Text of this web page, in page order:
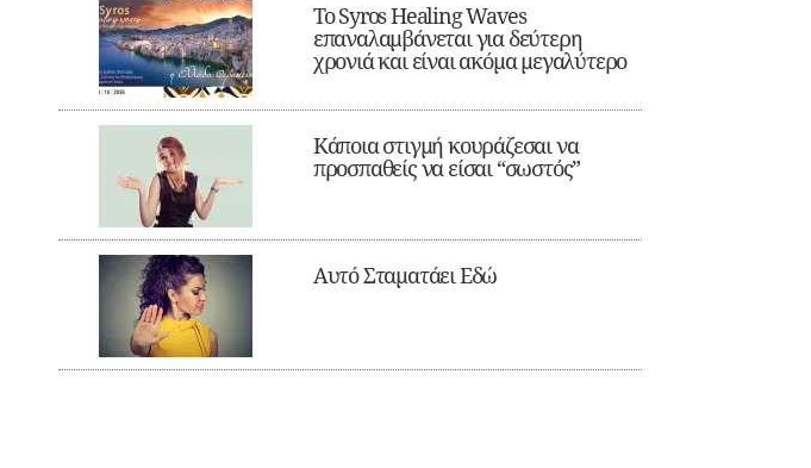
Το Syros Healing Waves
επαναλαμβάνεται για δεύτερη
χρονιά και είναι ακόμα μεγαλύτερο
Κάποια στιγμή κουράζεσαι να
προσπαθείς να είσαι “σωστός”
Αυτό Σταματάει Εδώ